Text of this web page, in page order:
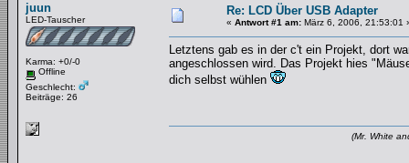
juun
LED-Tauscher
Karma: +0/-0
Offline
Geschlecht:
Beiträge: 26
Re: LCD Über USB Adapter
« Antwort #1 am: März 6, 2006, 21:53:01
Letztens gab es in der c't ein Projekt, dort
angeschlossen wird. Das Projekt hies
dich selbst wühlen
(Mr. White